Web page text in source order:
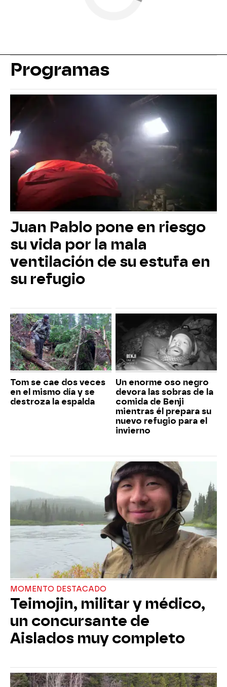
Programas
Juan Pablo pone en riesgo
su vida por la mala
ventilación de su estufa en
su refugio
Tom se cae dos veces
en el mismo día y se
destroza la espalda
Un enorme oso negro
devora las sobras de la
comida de Benji
mientras él prepara su
nuevo refugio para el
invierno
MOMENTO DESTACADO
Teimojin, militar y médico,
un concursante de
Aislados muy completo